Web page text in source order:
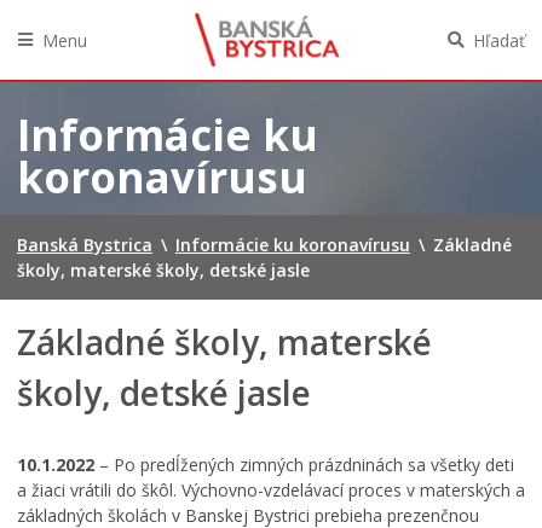
obsah
Menu Hľadať
Informácie ku
koronavírusu
Banská Bystrica \ Informácie ku koronavírusu \ Základné
školy, materské školy, detské jasle
Základné školy, materské
školy, detské jasle
10.1.2022 – Po predĺžených zimných prázdninách sa všetky deti
a žiaci vrátili do škôl. Výchovno-vzdelávací proces v materských a
základných školách v Banskej Bystrici prebieha prezenčnou